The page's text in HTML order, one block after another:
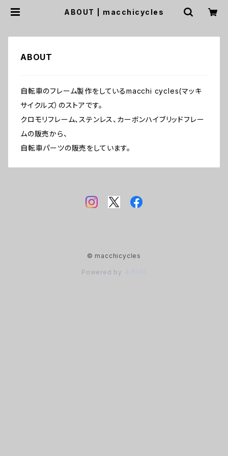
ABOUT | macchicycles
ABOUT
自転車のフレーム製作をしているmacchi cycles(マッキ
サイクルズ）のストアです。
クロモリフレーム、ステンレス、カーボンハイブリッドフレー
ムの販売から、
自転車パーツの販売をしています。
© macchicycles
Powered by